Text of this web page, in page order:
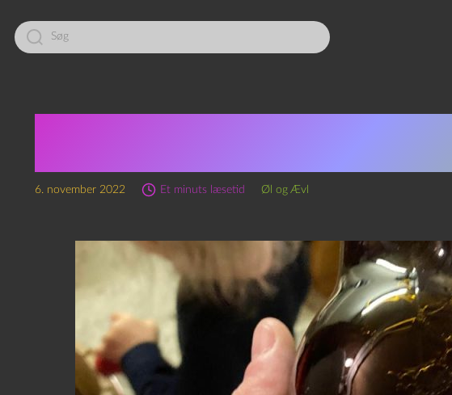
Led
efter:
6. november 2022 Et minuts læsetid Øl og Ævl